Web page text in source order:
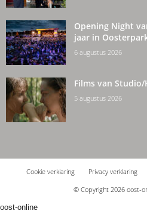
Opening Night
jaar in
6 augustus 2026
Films van Studio/
5 augustus 2026
Cookie verklaring Privacy verklaring
© Copyright 2026 oost-
oost-online